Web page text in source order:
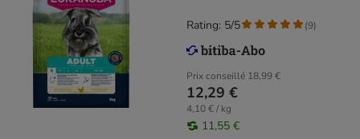
Prix conseillé 18,99 €
12,29 €
4,10 € / kg
11,55 €
Rating: 5/5 (9)